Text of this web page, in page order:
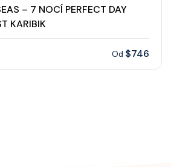
– 7 NOCÍ PERFECT DAY
KARIBIK
Od $746